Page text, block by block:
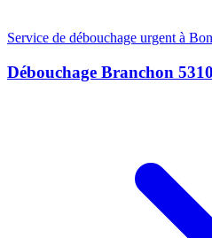
Service de débouchage urgent à
Débouchage Branchon 5310